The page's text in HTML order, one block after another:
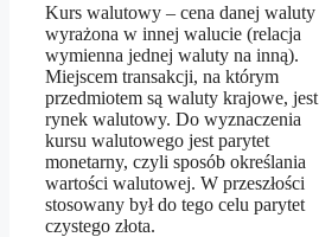
Kurs walutowy – cena danej waluty
wyrażona w innej walucie (relacja
wymienna jednej waluty na inną).
Miejscem transakcji, na którym
przedmiotem są waluty krajowe, jest
rynek walutowy. Do wyznaczenia
kursu walutowego jest parytet
monetarny, czyli sposób określania
wartości walutowej. W przeszłości
stosowany był do tego celu parytet
czystego złota.